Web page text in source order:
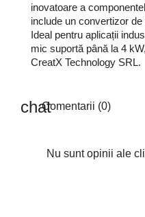
inovatoare a
include un convertizor
Ideal pentru aplicații
mic suportă până la 4
CreatX Technology SRL.
Comentarii (0)
Nu sunt opinii ale